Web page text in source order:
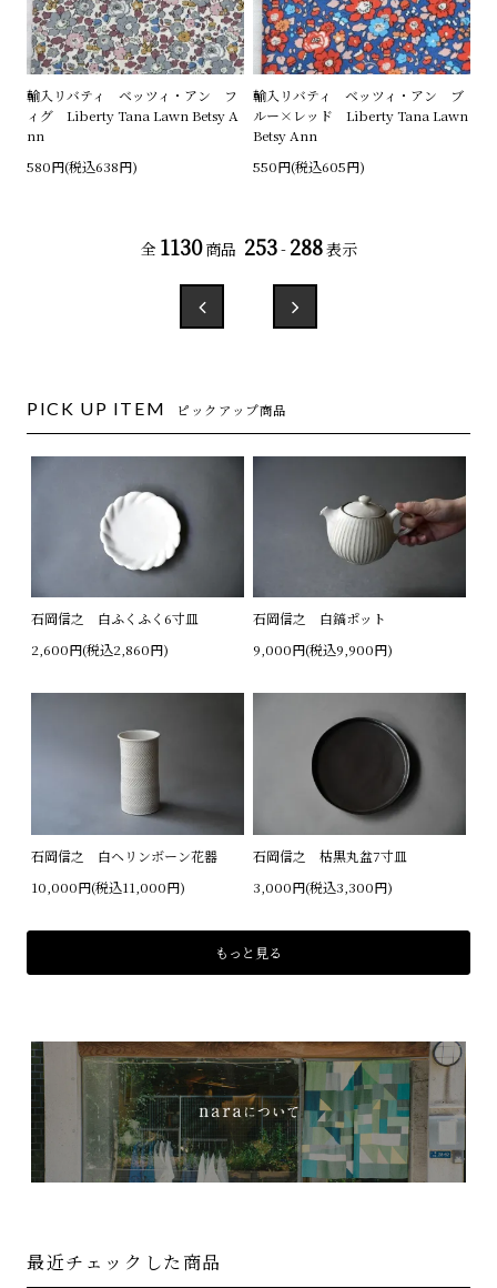
輸入リバティ ベッツィ・アン フ
ィグ Liberty Tana Lawn Betsy A
nn
580円(税込638円)
輸入リバティ ベッツィ・アン ブ
ルー×レッド Liberty Tana Lawn
Betsy Ann
550円(税込605円)
全 1130 商品 253- 288表示
PICK UP ITEM ピックアップ商品
石岡信之 白ふくふく6寸皿
2,600円(税込2,860円)
石岡信之 白鎬ポット
9,000円(税込9,900円)
石岡信之 白ヘリンボーン花器
10,000円(税込11,000円)
石岡信之 枯黒丸盆7寸皿
3,000円(税込3,300円)
もっと見る
最近チェックした商品